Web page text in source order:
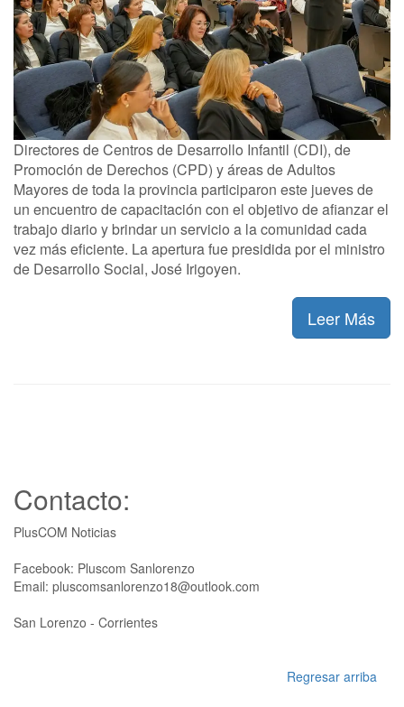
Directores de Centros de Desarrollo Infantil (CDI), de
Promoción de Derechos (CPD) y áreas de Adultos
Mayores de toda la provincia participaron este jueves de
un encuentro de capacitación con el objetivo de afianzar el
trabajo diario y brindar un servicio a la comunidad cada
vez más eficiente. La apertura fue presidida por el ministro
de Desarrollo Social, José Irigoyen.
Leer Más
Contacto:
PlusCOM Noticias
Facebook: Pluscom Sanlorenzo
Email: pluscomsanlorenzo18@outlook.com
San Lorenzo - Corrientes
Regresar arriba